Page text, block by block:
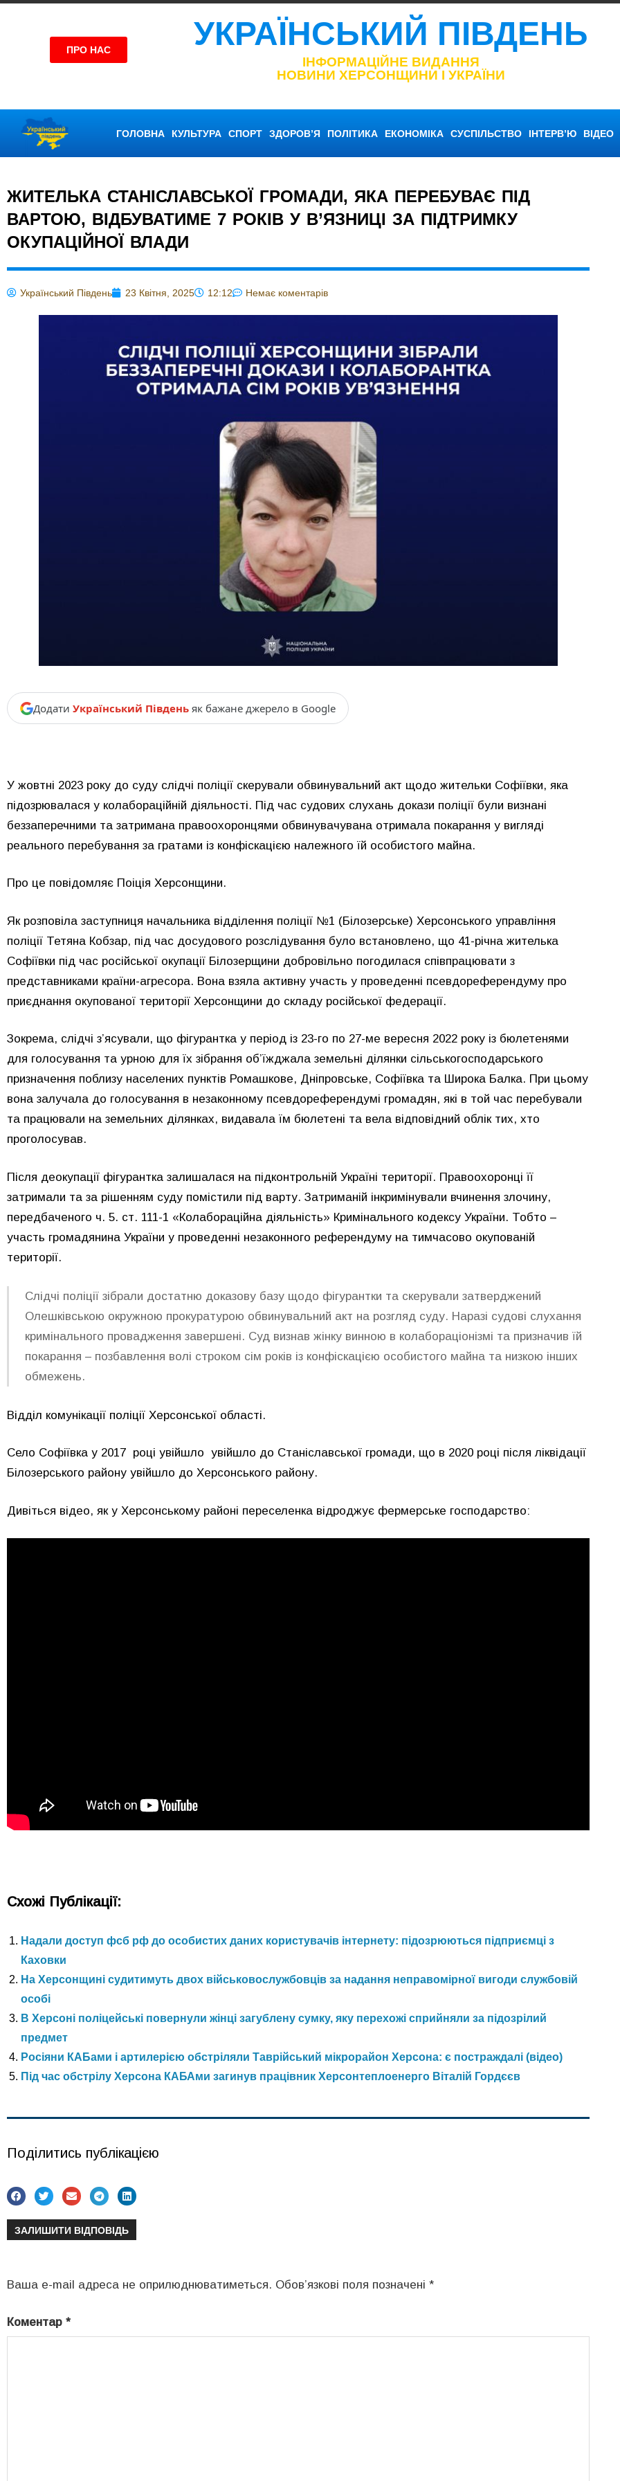
ПРО НАС УКРАЇНСЬКИЙ ПІВДЕНЬ
ІНФОРМАЦІЙНЕ ВИДАННЯ
НОВИНИ ХЕРСОНЩИНИ І УКРАЇНИ
ГОЛОВНА КУЛЬТУРА СПОРТ ЗДОРОВ’Я ПОЛІТИКА ЕКОНОМІКА СУСПІЛЬСТВО ІНТЕРВ’Ю ВІДЕО
ЖИТЕЛЬКА СТАНІСЛАВСЬКОЇ ГРОМАДИ, ЯКА ПЕРЕБУВАЄ ПІД
ВАРТОЮ, ВІДБУВАТИМЕ 7 РОКІВ У В’ЯЗНИЦІ ЗА ПІДТРИМКУ
ОКУПАЦІЙНОЇ ВЛАДИ
Український Південь 23 Квітня, 2025 12:12 Немає коментарів
Додати Український Південь як бажане джерело в Google
У жовтні 2023 року до суду слідчі поліції скерували обвинувальний акт щодо жительки Софіївки, яка
підозрювалася у колабораційній діяльності. Під час судових слухань докази поліції були визнані
беззаперечними та затримана правоохоронцями обвинувачувана отримала покарання у вигляді
реального перебування за гратами із конфіскацією належного їй особистого майна.
Про це повідомляє Поіція Херсонщини.
Як розповіла заступниця начальника відділення поліції №1 (Білозерське) Херсонського управління
поліції Тетяна Кобзар, під час досудового розслідування було встановлено, що 41-річна жителька
Софіївки під час російської окупації Білозерщини добровільно погодилася співпрацювати з
представниками країни-агресора. Вона взяла активну участь у проведенні псевдореферендуму про
приєднання окупованої території Херсонщини до складу російської федерації.
Зокрема, слідчі з’ясували, що фігурантка у період із 23-го по 27-ме вересня 2022 року із бюлетенями
для голосування та урною для їх зібрання об’їжджала земельні ділянки сільськогосподарського
призначення поблизу населених пунктів Ромашкове, Дніпровське, Софіївка та Широка Балка. При цьому
вона залучала до голосування в незаконному псевдореферендумі громадян, які в той час перебували
та працювали на земельних ділянках, видавала їм бюлетені та вела відповідний облік тих, хто
проголосував.
Після деокупації фігурантка залишалася на підконтрольній Україні території. Правоохоронці її
затримали та за рішенням суду помістили під варту. Затриманій інкримінували вчинення злочину,
передбаченого ч. 5. ст. 111-1 «Колабораційна діяльність» Кримінального кодексу України. Тобто –
участь громадянина України у проведенні незаконного референдуму на тимчасово окупованій
території.
Слідчі поліції зібрали достатню доказову базу щодо фігурантки та скерували затверджений
Олешківською окружною прокуратурою обвинувальний акт на розгляд суду. Наразі судові слухання
кримінального провадження завершені. Суд визнав жінку винною в колабораціонізмі та призначив їй
покарання – позбавлення волі строком сім років із конфіскацією особистого майна та низкою інших
обмежень.
Відділ комунікації поліції Херсонської області.
Село Софіївка у 2017 році увійшло увійшло до Станіславської громади, що в 2020 році після ліквідації
Білозерського району увійшло до Херсонського району.
Дивіться відео, як у Херсонському районі переселенка відроджує фермерське господарство:
Схожі Публікації:
Надали доступ фсб рф до особистих даних користувачів інтернету: підозрюються підприємці з
Каховки
На Херсонщині судитимуть двох військовослужбовців за надання неправомірної вигоди службовій
особі
В Херсоні поліцейські повернули жінці загублену сумку, яку перехожі сприйняли за підозрілий
предмет
Росіяни КАБами і артилерією обстріляли Таврійський мікрорайон Херсона: є постраждалі (відео)
Під час обстрілу Херсона КАБАми загинув працівник Херсонтеплоенерго Віталій Гордєєв
Поділитись публікацією
ЗАЛИШИТИ ВІДПОВІДЬ
Ваша e-mail адреса не оприлюднюватиметься. Обов’язкові поля позначені *
Коментар *